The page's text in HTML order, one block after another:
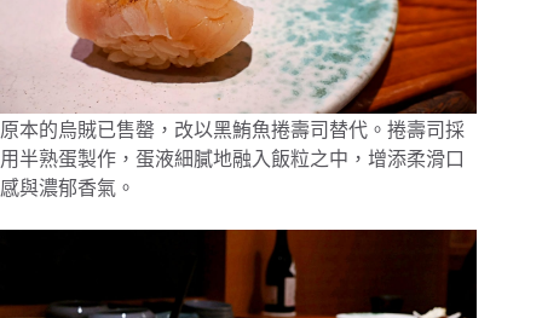
原本的烏賊已售罄，改以黑鮪魚捲壽司替代。捲壽司採
用半熟蛋製作，蛋液細膩地融入飯粒之中，增添柔滑口
感與濃郁香氣。